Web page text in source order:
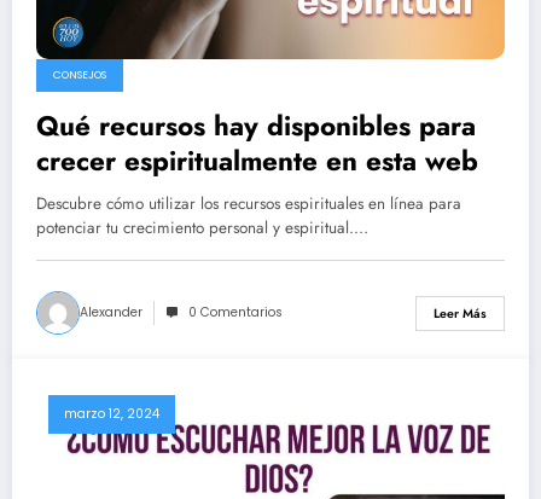
CONSEJOS
Qué recursos hay disponibles para
crecer espiritualmente en esta web
Descubre cómo utilizar los recursos espirituales en línea para
potenciar tu crecimiento personal y espiritual.…
Alexander 0 Comentarios Leer Más
marzo 12, 2024